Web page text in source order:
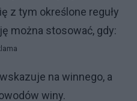
z tym określone reguły
można stosować, gdy:
na winnego, a
winy.